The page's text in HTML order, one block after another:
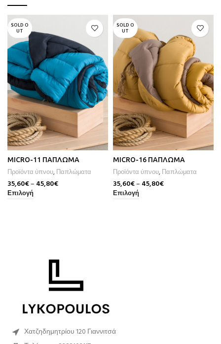
SOLD O
UT
MICRO-11 ΠΑΠΛΩΜΑ
Προϊόντα ύπνου,Παπλώματα
35,60€– 45,80€
Επιλογή
SOLD O
UT
MICRO-16 ΠΑΠΛΩΜΑ
Προϊόντα ύπνου,Παπλώματα
35,60€– 45,80€
Επιλογή
Χατζηδημητρίου 120 Γιαννιτσά